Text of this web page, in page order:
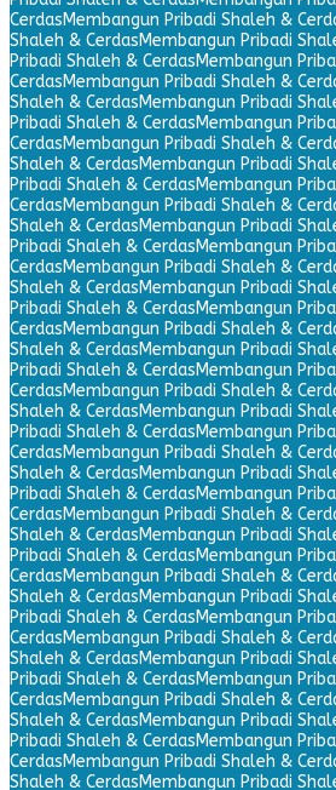
CerdasMembangun Pribadi Shaleh &
Shaleh & CerdasMembangun Pribadi
Pribadi Shaleh & CerdasMembangun
CerdasMembangun Pribadi Shaleh &
Shaleh & CerdasMembangun Pribadi
Pribadi Shaleh & CerdasMembangun
CerdasMembangun Pribadi Shaleh &
Shaleh & CerdasMembangun Pribadi
Pribadi Shaleh & CerdasMembangun
CerdasMembangun Pribadi Shaleh &
Shaleh & CerdasMembangun Pribadi
Pribadi Shaleh & CerdasMembangun
CerdasMembangun Pribadi Shaleh &
Shaleh & CerdasMembangun Pribadi
Pribadi Shaleh & CerdasMembangun
CerdasMembangun Pribadi Shaleh &
Shaleh & CerdasMembangun Pribadi
Pribadi Shaleh & CerdasMembangun
CerdasMembangun Pribadi Shaleh &
Shaleh & CerdasMembangun Pribadi
Pribadi Shaleh & CerdasMembangun
CerdasMembangun Pribadi Shaleh &
Shaleh & CerdasMembangun Pribadi
Pribadi Shaleh & CerdasMembangun
CerdasMembangun Pribadi Shaleh &
Shaleh & CerdasMembangun Pribadi
Pribadi Shaleh & CerdasMembangun
CerdasMembangun Pribadi Shaleh &
Shaleh & CerdasMembangun Pribadi
Pribadi Shaleh & CerdasMembangun
CerdasMembangun Pribadi Shaleh &
Shaleh & CerdasMembangun Pribadi
Pribadi Shaleh & CerdasMembangun
CerdasMembangun Pribadi Shaleh &
Shaleh & CerdasMembangun Pribadi
Pribadi Shaleh & CerdasMembangun
CerdasMembangun Pribadi Shaleh &
Shaleh & CerdasMembangun Pribadi